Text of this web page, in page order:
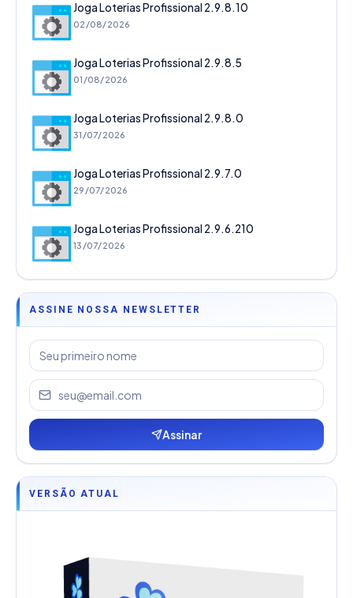
Joga Loterias Profissional 2.9.8.10
02/08/2026
Joga Loterias Profissional 2.9.8.5
01/08/2026
Joga Loterias Profissional 2.9.8.0
31/07/2026
Joga Loterias Profissional 2.9.7.0
29/07/2026
Joga Loterias Profissional 2.9.6.210
13/07/2026
ASSINE NOSSA NEWSLETTER
Assinar
VERSÃO ATUAL